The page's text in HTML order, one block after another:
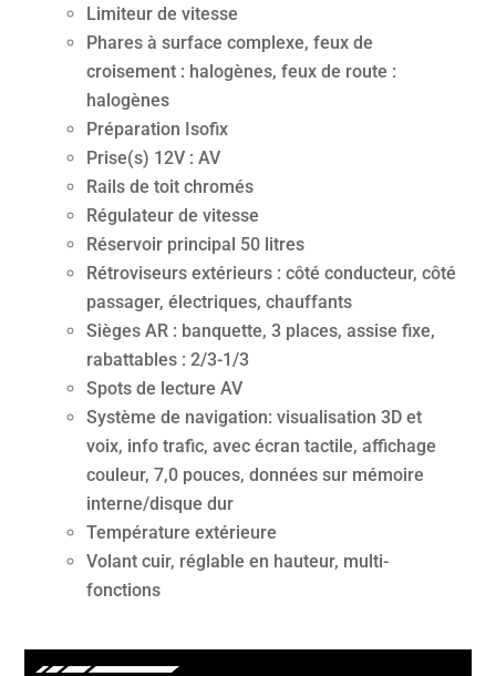
Limiteur de vitesse
Phares à surface complexe, feux de
croisement : halogènes, feux de route :
halogènes
Préparation Isofix
Prise(s) 12V : AV
Rails de toit chromés
Régulateur de vitesse
Réservoir principal 50 litres
Rétroviseurs extérieurs : côté conducteur, côté
passager, électriques, chauffants
Sièges AR : banquette, 3 places, assise fixe,
rabattables : 2/3-1/3
Spots de lecture AV
Système de navigation: visualisation 3D et
voix, info trafic, avec écran tactile, affichage
couleur, 7,0 pouces, données sur mémoire
interne/disque dur
Température extérieure
Volant cuir, réglable en hauteur, multi-
fonctions